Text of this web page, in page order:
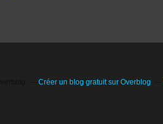
Créer un blog gratuit sur Overblog